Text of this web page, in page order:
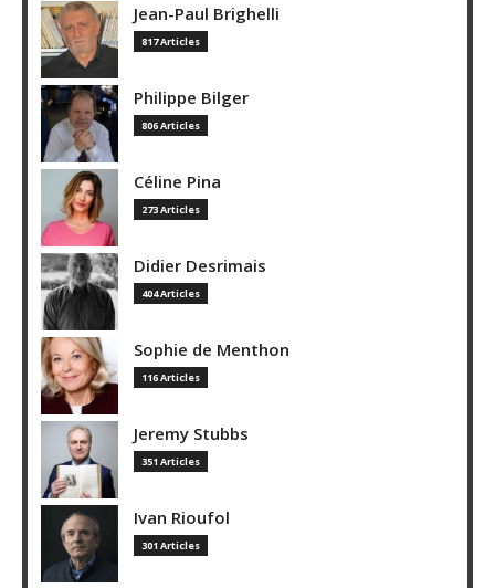
Jean-Paul Brighelli
817 Articles
Philippe Bilger
806 Articles
Céline Pina
273 Articles
Didier Desrimais
404 Articles
Sophie de Menthon
116 Articles
Jeremy Stubbs
351 Articles
Ivan Rioufol
301 Articles